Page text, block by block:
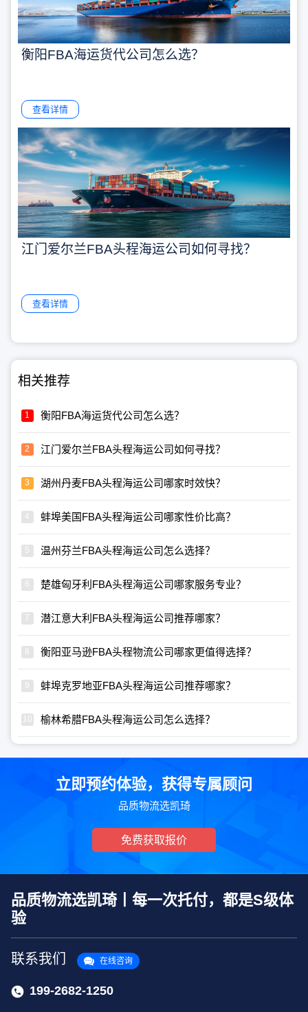
衡阳FBA海运货代公司怎么选？
查看详情
江门爱尔兰FBA头程海运公司如何寻找？
查看详情
相关推荐
衡阳FBA海运货代公司怎么选？
江门爱尔兰FBA头程海运公司如何寻找？
湖州丹麦FBA头程海运公司哪家时效快？
蚌埠美国FBA头程海运公司哪家性价比高？
温州芬兰FBA头程海运公司怎么选择？
楚雄匈牙利FBA头程海运公司哪家服务专业？
潜江意大利FBA头程海运公司推荐哪家？
衡阳亚马逊FBA头程物流公司哪家更值得选择？
蚌埠克罗地亚FBA头程海运公司推荐哪家？
榆林希腊FBA头程海运公司怎么选择？
立即预约体验，获得专属顾问
品质物流选凯琦
免费获取报价
品质物流选凯琦丨每一次托付，都是S级体
验
联系我们 在线咨询
199-2682-1250